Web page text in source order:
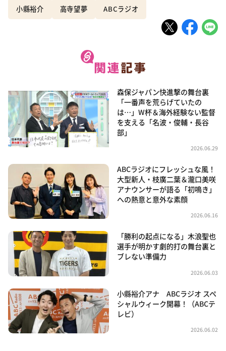
小縣裕介 高寺望夢 ABCラジオ
森保ジャパン快進撃の舞台裏
「一番声を荒らげていたの
は…」W杯＆海外経験ない監督
を支える「名波・俊輔・長谷
部」
2026.06.29
ABCラジオにフレッシュな風！
大型新人・枝廣二葉＆瀧口美咲
アナウンサーが語る「初鳴き」
への熱意と意外な素顔
2026.06.16
「勝利の起点になる」木浪聖也
選手が明かす劇的打の舞台裏と
ブレない準備力
2026.06.03
小縣裕介アナ ABCラジオ スペ
シャルウィーク開幕！（ABCテ
レビ）
2026.06.02